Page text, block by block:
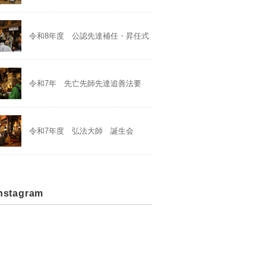
令和8年度 公認先達補任・昇任式
令和7年 先亡先師先達追善法要
令和7年度 弘法大師 誕生会